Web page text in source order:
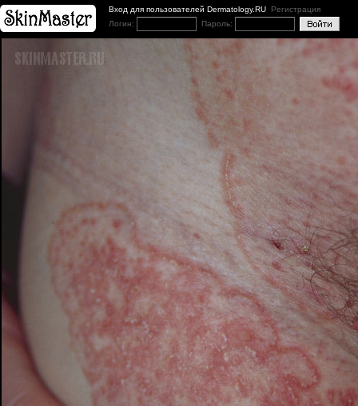
Вход для пользователей Dermatology.RU Регистрация
Логин:
Пароль: